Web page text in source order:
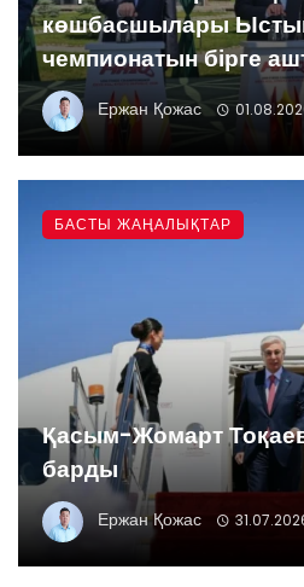
көшбасшылары
чемпионатын бірге
Ержан Қожас
Қасым-Жомарт
барды
Ержан Қожас
БАСТЫ ЖАҢАЛЫҚТАР